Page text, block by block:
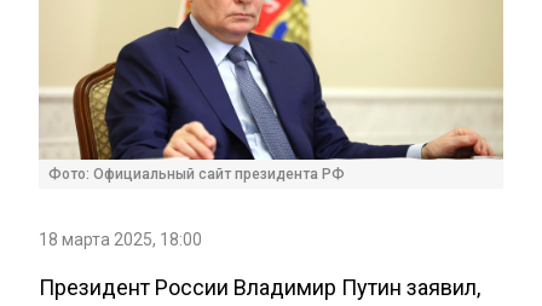
Фото: Официальный сайт президента РФ
18 марта 2025, 18:00
Президент России Владимир Путин заявил,